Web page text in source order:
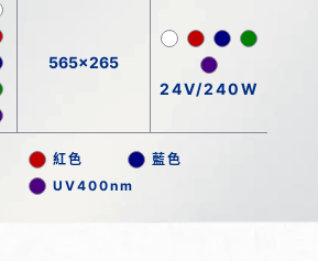
565x265
24V/240W
紅色
藍色
UV400nm